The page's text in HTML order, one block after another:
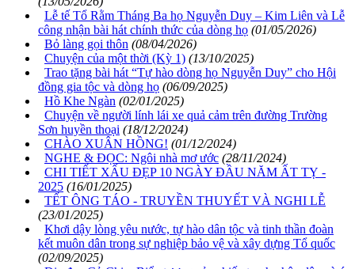
Lễ tế Tổ Rằm Tháng Ba họ Nguyễn Duy – Kim Liên và Lễ
công nhận bài hát chính thức của dòng họ (01/05/2026)
Bỏ làng gọi thôn (08/04/2026)
Chuyện của một thời (Kỳ 1) (13/10/2025)
Trao tặng bài hát “Tự hào dòng họ Nguyễn Duy” cho Hội
đồng gia tộc và dòng họ (06/09/2025)
Hồ Khe Ngàn (02/01/2025)
Chuyện về người lính lái xe quả cảm trên đường Trường
Sơn huyền thoại (18/12/2024)
CHÀO XUÂN HỒNG! (01/12/2024)
NGHE & ĐỌC: Ngôi nhà mơ ước (28/11/2024)
CHI TIẾT XẤU ĐẸP 10 NGÀY ĐẦU NĂM ẤT TỴ -
2025 (16/01/2025)
TẾT ÔNG TÁO - TRUYỀN THUYẾT VÀ NGHI LỄ
(23/01/2025)
Khơi dậy lòng yêu nước, tự hào dân tộc và tinh thần đoàn
kết muôn dân trong sự nghiệp bảo vệ và xây dựng Tổ quốc
(02/09/2025)